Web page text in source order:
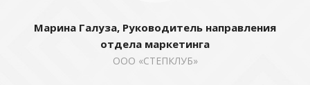
Марина Галуза, Руководитель направления
отдела маркетинга
ООО «СТЕПКЛУБ»